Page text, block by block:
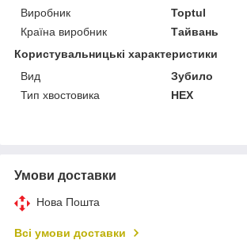
Виробник
Toptul
Країна виробник
Тайвань
Користувальницькі характеристики
Вид
Зубило
Тип хвостовика
HEX
Умови доставки
Нова Пошта
Всі умови доставки